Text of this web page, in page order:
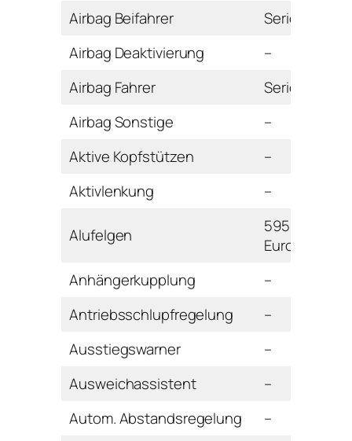
Airbag Beifahrer
Serie
Airbag Deaktivierung
–
Airbag Fahrer
Serie
Airbag Sonstige
–
Aktive Kopfstützen
–
Aktivlenkung
–
Alufelgen
595
Euro
Anhängerkupplung
–
Antriebsschlupfregelung
–
Ausstiegswarner
–
Ausweichassistent
–
Autom. Abstandsregelung
–